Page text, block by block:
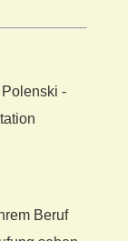
Beruf